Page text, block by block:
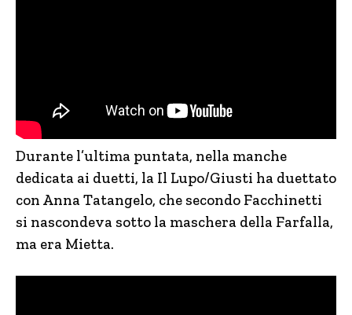
Durante l’ultima puntata, nella manche
dedicata ai duetti, la Il Lupo/Giusti ha duettato
con Anna Tatangelo, che secondo Facchinetti
si nascondeva sotto la maschera della Farfalla,
ma era Mietta.